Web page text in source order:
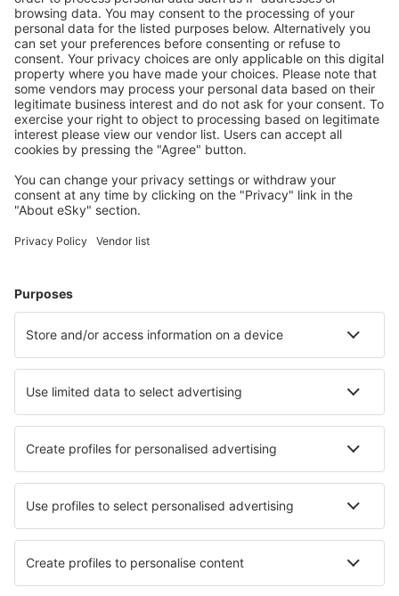
Mannheim Airport (MHG)
Memmingen Allgau (FMM)
Nurembergo Airport (NUE)
Munster Osnabruck (FMO)
Paderborn Paderborn Lippstadt (PAD)
Rostock-Laage (RLG)
Saarbrücken